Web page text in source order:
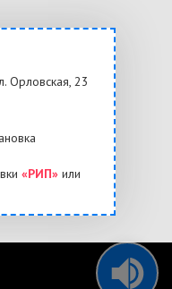
Орловская, 23
«РИП» или